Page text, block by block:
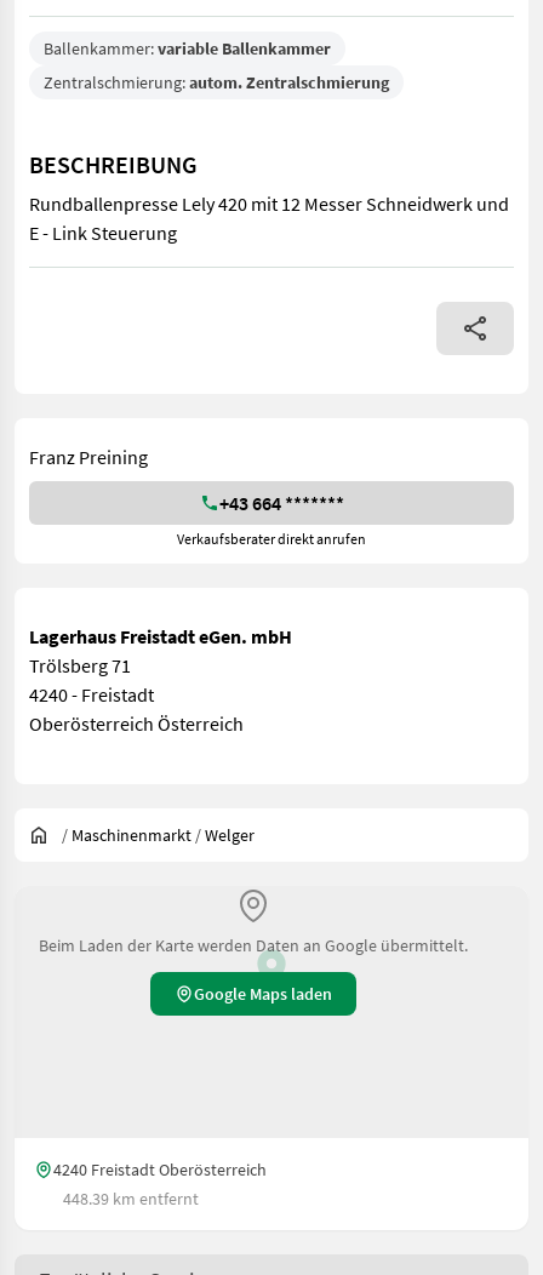
Ballenkammer:variable Ballenkammer
Zentralschmierung:autom. Zentralschmierung
BESCHREIBUNG
Rundballenpresse Lely 420 mit 12 Messer Schneidwerk und
E - Link Steuerung
Rundballenpresse Lely 420 mit 12 Messer Schneidwerk und E -
Franz Preining
+43 664 *******
Verkaufsberater direkt anrufen
Lagerhaus Freistadt eGen. mbH
Trölsberg 71
4240 - Freistadt
Oberösterreich Österreich
/ Maschinenmarkt /Welger
Beim Laden der Karte werden Daten an Google übermittelt.
Google Maps laden
4240 Freistadt Oberösterreich
448.39 km entfernt